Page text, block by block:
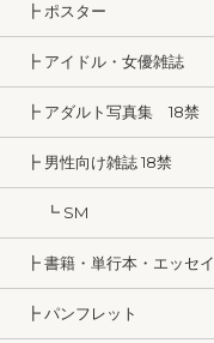
┣ ポスター
┣ アイドル・女優雑誌
┣ アダルト写真集 18禁
┣ 男性向け雑誌 18禁
┗ SM
┣ 書籍・単行本・エッセイ
┣ パンフレット